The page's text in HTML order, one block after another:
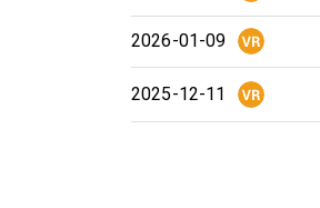
2026-01-09
2025-12-11